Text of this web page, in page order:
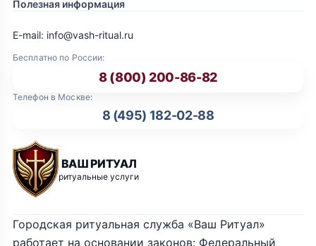
Полезная информация
ВАШ РИТУАЛ
ритуальные услуги
Бесплатно по России:
8 (800) 200-86-82
Телефон в Москве:
8 (495) 182-02-88
E-mail: info@vash-ritual.ru
Городская ритуальная служба «Ваш Ритуал»
работает на основании законов: Федеральный